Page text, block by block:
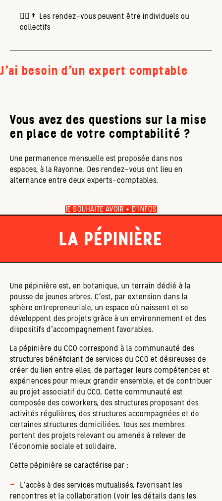
👱‍♀️👨 Les rendez-vous peuvent être individuels ou
collectifs
J'ai besoin d'un expert comptable
Vous avez des questions sur la mise
en place de votre comptabilité ?
Une permanence mensuelle est proposée dans nos
espaces, à la Rayonne. Des rendez-vous ont lieu en
alternance entre deux experts-comptables.
JE SOUHAITE AVOIR + D'INFOS
LA PÉPINIÈRE
Une pépinière est, en botanique, un terrain dédié à la
pousse de jeunes arbres. C’est, par extension dans la
sphère entrepreneuriale, un espace où naissent et se
développent des projets grâce à un environnement et des
dispositifs d’accompagnement favorables.
La pépinière du CCO correspond à la communauté des
structures bénéficiant de services du CCO et désireuses de
créer du lien entre elles, de partager leurs compétences et
expériences pour mieux grandir ensemble, et de contribuer
au projet associatif du CCO. Cette communauté est
composée des coworkers, des structures proposant des
activités régulières, des structures accompagnées et de
certaines structures domiciliées. Tous ses membres
portent des projets relevant ou amenés à relever de
l’économie sociale et solidaire.
Cette pépinière se caractérise par :
L’accès à des services mutualisés, favorisant les
rencontres et la collaboration (voir les détails dans les